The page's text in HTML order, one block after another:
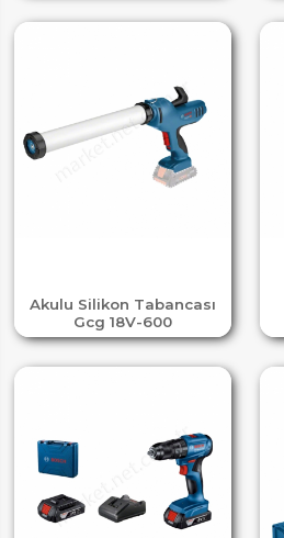
Akulu Silikon Tabancası
Gcg 18V-600